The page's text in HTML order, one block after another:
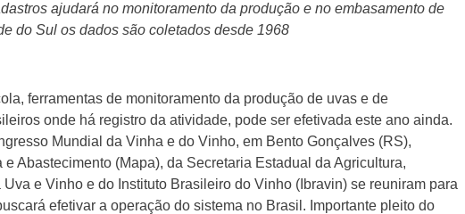
ajudará no monitoramento da produção e no embasamento de
do Sul os dados são coletados desde 1968
ferramentas de monitoramento da produção de uvas e de
onde há registro da atividade, pode ser efetivada este ano ainda.
Mundial da Vinha e do Vinho, em Bento Gonçalves (RS),
Abastecimento (Mapa), da Secretaria Estadual da Agricultura,
e Vinho e do Instituto Brasileiro do Vinho (Ibravin) se reuniram para
efetivar a operação do sistema no Brasil. Importante pleito do